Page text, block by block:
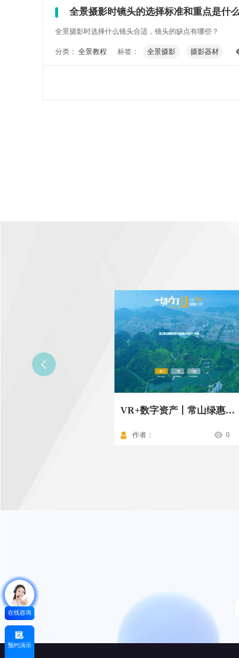
全景摄影时镜头的选择标准和重点是什
全景摄影时选择什么镜头合适，镜头的缺点有哪些？
分类： 全景教程 标签： 全景摄影 摄影器材
VR+数字资产丨常山绿惠投资资产一本通
作者： 0
在线咨询
预约演示